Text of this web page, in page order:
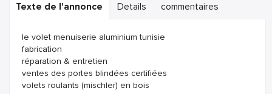
Texte de l'annonce Details commentaires
le volet menuiserie aluminium tunisie
fabrication
réparation & entretien
ventes des portes blindées certifiées
volets roulants (mischler) en bois